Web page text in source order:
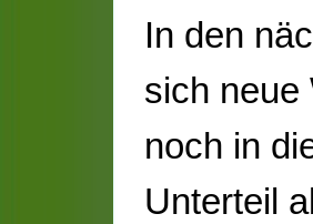
In den
sich neue
noch in
Unterteil